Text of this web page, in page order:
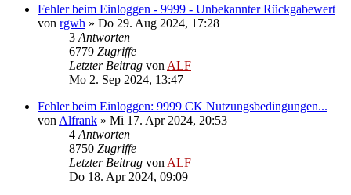
Fehler beim Einloggen - 9999 - Unbekannter Rückgabewert
von rgwh » Do 29. Aug 2024, 17:28
3 Antworten
6779 Zugriffe
Letzter Beitrag von ALF
Mo 2. Sep 2024, 13:47
Fehler beim Einloggen: 9999 CK Nutzungsbedingungen...
von Alfrank » Mi 17. Apr 2024, 20:53
4 Antworten
8750 Zugriffe
Letzter Beitrag von ALF
Do 18. Apr 2024, 09:09